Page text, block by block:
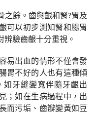
之餘。齒與齦和腎?胃及
可以初步測知腎和腸胃
辨驗齒齦十分重視。
易出血的情形不僅會發
胃不好的人也有這種傾
如牙縫變寬伴隨牙齦出
；如在生病過程中，出
而污垢、齒瓣變黃如豆